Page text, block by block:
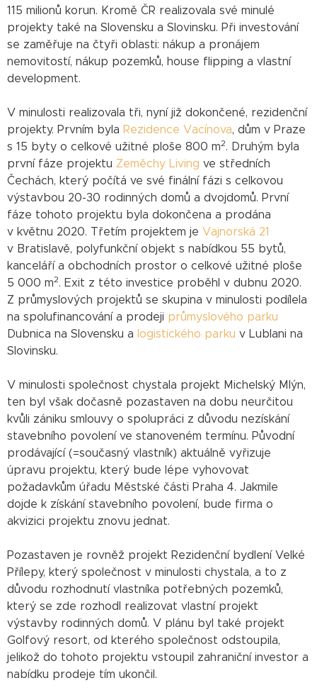
115 milionů korun. Kromě ČR realizovala své minulé
projekty také na Slovensku a Slovinsku. Při investování
se zaměřuje na čtyři oblasti: nákup a pronájem
nemovitostí, nákup pozemků, house flipping a vlastní
development.
V minulosti realizovala tři, nyní již dokončené, rezidenční
projekty. Prvním byla Rezidence Vacínova, dům v Praze
s 15 byty o celkové užitné ploše 800 m2. Druhým byla
první fáze projektu Zeměchy Living ve středních
Čechách, který počítá ve své finální fázi s celkovou
výstavbou 20-30 rodinných domů a dvojdomů. První
fáze tohoto projektu byla dokončena a prodána
v květnu 2020. Třetím projektem je Vajnorská 21
v Bratislavě, polyfunkční objekt s nabídkou 55 bytů,
kanceláří a obchodních prostor o celkové užitné ploše
5 000 m2. Exit z této investice proběhl v dubnu 2020.
Z průmyslových projektů se skupina v minulosti podílela
na spolufinancování a prodeji průmyslového parku
Dubnica na Slovensku a logistického parku v Lublani na
Slovinsku.
V minulosti společnost chystala projekt Michelský Mlýn,
ten byl však dočasně pozastaven na dobu neurčitou
kvůli zániku smlouvy o spolupráci z důvodu nezískání
stavebního povolení ve stanoveném termínu. Původní
prodávající (=současný vlastník) aktuálně vyřizuje
úpravu projektu, který bude lépe vyhovovat
požadavkům úřadu Městské části Praha 4. Jakmile
dojde k získání stavebního povolení, bude firma o
akvizici projektu znovu jednat.
Pozastaven je rovněž projekt Rezidenční bydlení Velké
Přílepy, který společnost v minulosti chystala, a to z
důvodu rozhodnutí vlastníka potřebných pozemků,
který se zde rozhodl realizovat vlastní projekt
výstavby rodinných domů. V plánu byl také projekt
Golfový resort, od kterého společnost odstoupila,
jelikož do tohoto projektu vstoupil zahraniční investor a
nabídku prodeje tím ukončil.